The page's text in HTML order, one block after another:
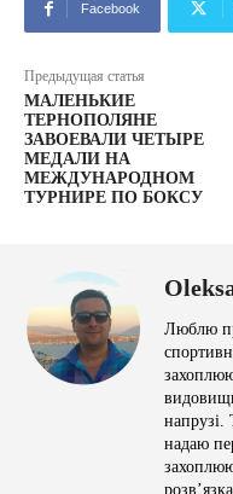
Facebook
Предыдущая статья
МАЛЕНЬКИЕ
ТЕРНОПОЛЯНЕ
ЗАВОЕВАЛИ ЧЕТЫРЕ
МЕДАЛИ НА
МЕЖДУНАРОДНОМ
ТУРНИРЕ ПО БОКСУ
Люблю
надаю